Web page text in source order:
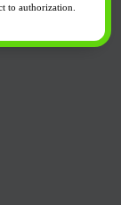
to authorization.